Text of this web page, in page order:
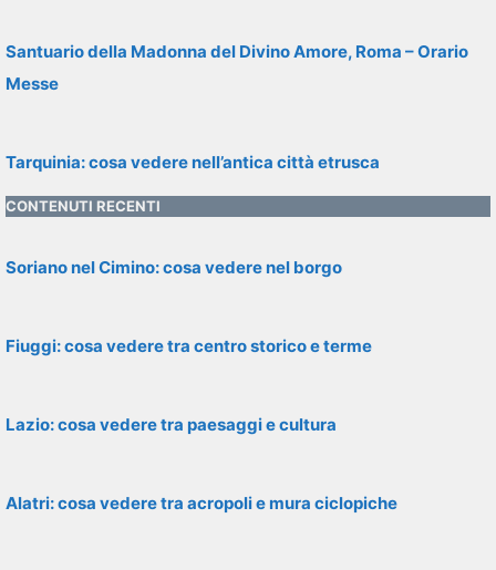
Santuario della Madonna del Divino Amore, Roma – Orario
Messe
Tarquinia: cosa vedere nell’antica città etrusca
CONTENUTI RECENTI
Soriano nel Cimino: cosa vedere nel borgo
Fiuggi: cosa vedere tra centro storico e terme
Lazio: cosa vedere tra paesaggi e cultura
Alatri: cosa vedere tra acropoli e mura ciclopiche